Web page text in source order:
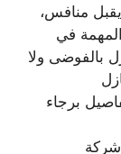
يقبل منافس،
في
بالفوضى ولا
برجاء
شركة